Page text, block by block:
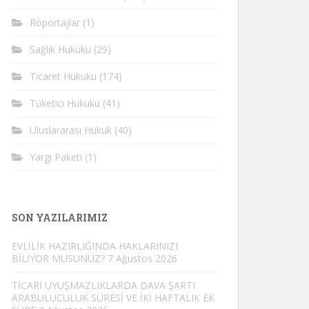
Röportajlar (1)
Sağlık Hukuku (29)
Ticaret Hukuku (174)
Tüketici Hukuku (41)
Uluslararası Hukuk (40)
Yargı Paketi (1)
SON YAZILARIMIZ
EVLİLİK HAZIRLIĞINDA HAKLARINIZI
BİLİYOR MUSUNUZ? 7 Ağustos 2026
TİCARİ UYUŞMAZLIKLARDA DAVA ŞARTI
ARABULUCULUK SÜRESİ VE İKİ HAFTALIK EK